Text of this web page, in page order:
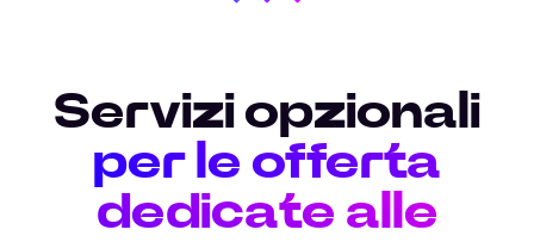
Servizi opzionali
per le offerta
dedicate alle